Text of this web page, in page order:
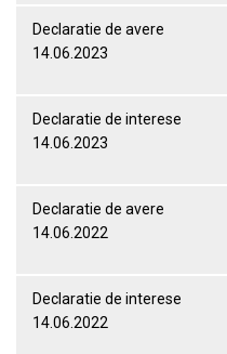
Declaratie de avere
14.06.2023
Declaratie de interese
14.06.2023
Declaratie de avere
14.06.2022
Declaratie de interese
14.06.2022